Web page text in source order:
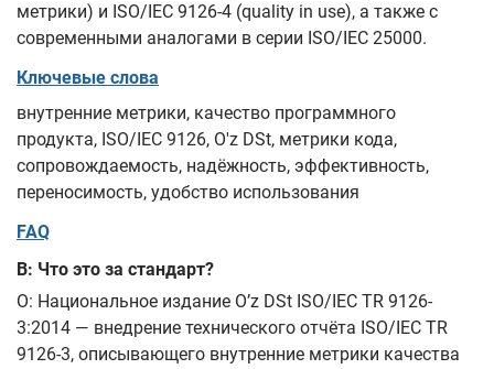
метрики) и ISO/IEC 9126-4 (quality in use), а также с
современными аналогами в серии ISO/IEC 25000.
Ключевые слова
внутренние метрики, качество программного
продукта, ISO/IEC 9126, O'z DSt, метрики кода,
сопровождаемость, надёжность, эффективность,
переносимость, удобство использования
FAQ
В: Что это за стандарт?
О: Национальное издание O’z DSt ISO/IEC TR 9126-
3:2014 — внедрение технического отчёта ISO/IEC TR
9126-3, описывающего внутренние метрики качества